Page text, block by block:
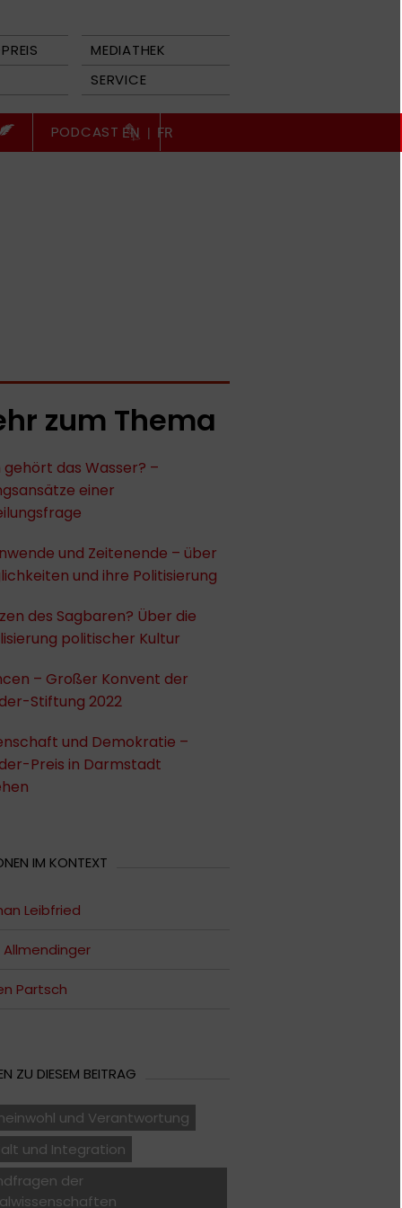
MEDIATHEK
SERVICE
PODCAST EN | FR
zum Thema
das Wasser? –
einer
und Zeitenende – über
und ihre Politisierung
des Sagbaren? Über die
politischer Kultur
– Großer Konvent der
Stiftung 2022
und Demokratie –
Preis in Darmstadt
IM KONTEXT
Leibfried
Partsch
ZU DIESEM BEITRAG
und Verantwortung
und Integration
der